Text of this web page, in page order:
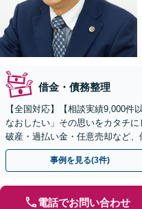
借金・債務整理
【全国対応】【相談実績9,000件
なおしたい」その思いをカタチ
破産・過払い金・任意売却など
【初回相談無料】【全国対応可能
事例を見る(3件)
電話でお問い合わせ